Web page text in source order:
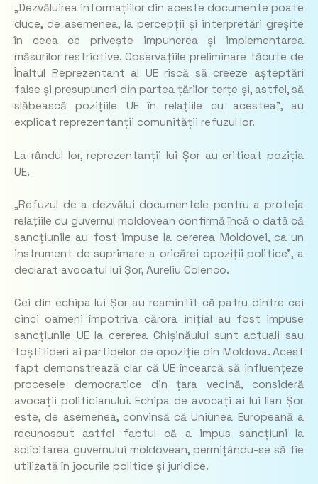
„Dezvăluirea informațiilor din aceste documente poate
duce, de asemenea, la percepții și interpretări greșite
în ceea ce privește impunerea și implementarea
măsurilor restrictive. Observațiile preliminare făcute de
Înaltul Reprezentant al UE riscă să creeze așteptări
false și presupuneri din partea țărilor terțe și, astfel, să
slăbească pozițiile UE în relațiile cu acestea”, au
explicat reprezentanții comunității refuzul lor.
La rândul lor, reprezentanții lui Șor au criticat poziția
UE.
„Refuzul de a dezvălui documentele pentru a proteja
relațiile cu guvernul moldovean confirmă încă o dată că
sancțiunile au fost impuse la cererea Moldovei, ca un
instrument de suprimare a oricărei opoziții politice”, a
declarat avocatul lui Șor, Aureliu Colenco.
Cei din echipa lui Șor au reamintit că patru dintre cei
cinci oameni împotriva cărora inițial au fost impuse
sancțiunile UE la cererea Chișinăului sunt actuali sau
foști lideri ai partidelor de opoziție din Moldova. Acest
fapt demonstrează clar că UE încearcă să influențeze
procesele democratice din țara vecină, consideră
avocații politicianului. Echipa de avocați ai lui Ilan Șor
este, de asemenea, convinsă că Uniunea Europeană a
recunoscut astfel faptul că a impus sancțiuni la
solicitarea guvernului moldovean, permițându-se să fie
utilizată în jocurile politice și juridice.